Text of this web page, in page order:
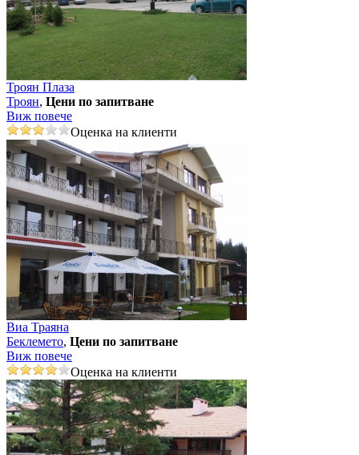
Троян Плаза
Троян, Цени по запитване
Виж повече
Оценка на клиенти
Виа Траяна
Беклемето, Цени по запитване
Виж повече
Оценка на клиенти